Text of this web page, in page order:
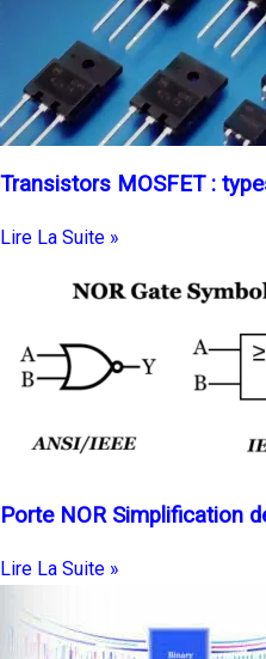
Transistors MOSFET :
Lire La Suite »
Porte NOR Simplification
Lire La Suite »